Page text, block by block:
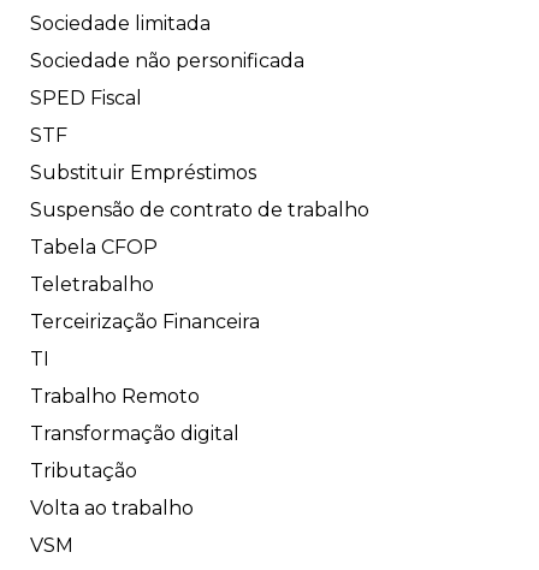
Sociedade limitada
Sociedade não personificada
SPED Fiscal
STF
Substituir Empréstimos
Suspensão de contrato de trabalho
Tabela CFOP
Teletrabalho
Terceirização Financeira
TI
Trabalho Remoto
Transformação digital
Tributação
Volta ao trabalho
VSM